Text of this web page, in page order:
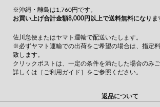
※沖縄・離島は1,760円です。
お買い上げ合計金額8,000円以上で送料無料になりま
佐川急便またはヤマト運輸で配送いたします。
※必ずヤマト運輸での出荷をご希望の場合は、指定
致します。
クリックポストは、一定の条件を満たした場合のみ
詳しくは ［ご利用ガイド］ をご参照ください。
返品について